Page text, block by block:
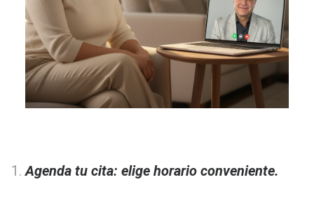
Agenda tu cita: elige horario conveniente.